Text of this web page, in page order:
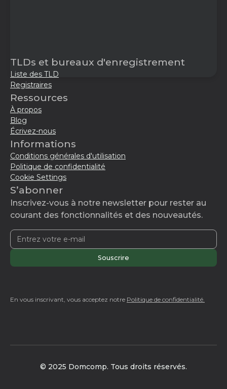
TLDs et bureaux d'enregistrement
Liste des TLD
Registraires
Ressources
À propos
Blog
Écrivez-nous
Informations
Conditions générales d'utilisation
Politique de confidentialité
Cookie Settings
S’abonner
Inscrivez-vous à notre newsletter pour rester au
courant des fonctionnalités et des nouveautés.
En vous inscrivant, vous acceptez notre Politique de confidentialité.
© 2025 Domcomp. Tous droits réservés.